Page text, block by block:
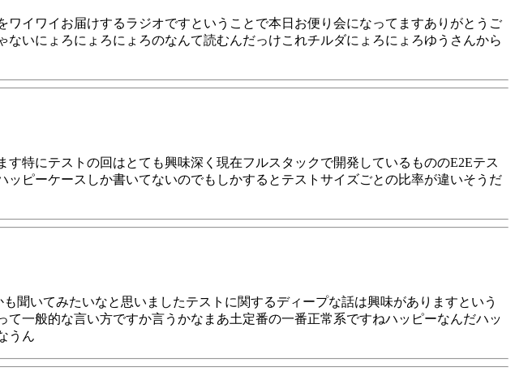
イワイお届けするラジオですということで本日お便り会になってますありがとうご
いにょろにょろにょろのなんて読むんだっけこれチルダにょろにょろゆうさんから
特にテストの回はとても興味深く現在フルスタックで開発しているもののE2Eテス
ピーケースしか書いてないのでもしかするとテストサイズごとの比率が違いそうだ
聞いてみたいなと思いましたテストに関するディープな話は興味がありますという
一般的な言い方ですか言うかなまあ土定番の一番正常系ですねハッピーなんだハッ
うん